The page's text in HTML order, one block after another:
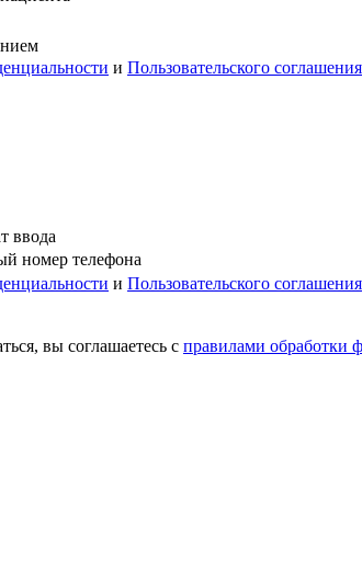
и Пользовательского соглашения
ввода
номер телефона
и Пользовательского соглашения
вы соглашаетесь c правилами обработки